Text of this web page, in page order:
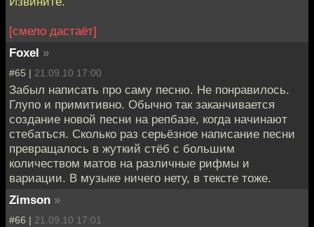
[смело дастаёт]
Foxel »
#65 | 21.09.10 17:00
Забыл написать про саму песню. Не понравилось.
Глупо и примитивно. Обычно так заканчивается
создание новой песни на репбазе, когда начинают
стебаться. Сколько раз серьёзное написание песни
превращалось в жуткий стёб с большим
количеством матов на различные рифмы и
вариации. В музыке ничего нету, в тексте тоже.
Zimson »
#66 | 21.09.10 17:01